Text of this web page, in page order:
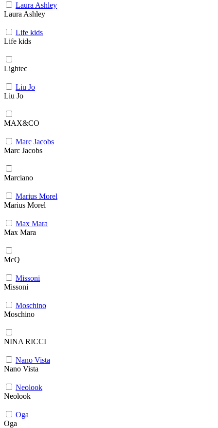
Laura Ashley
Laura Ashley
Life kids
Life kids
Lightec
Liu Jo
Liu Jo
MAX&CO
Marc Jacobs
Marc Jacobs
Marciano
Marius Morel
Marius Morel
Max Mara
Max Mara
McQ
Missoni
Missoni
Moschino
Moschino
NINA RICCI
Nano Vista
Nano Vista
Neolook
Neolook
Oga
Oga